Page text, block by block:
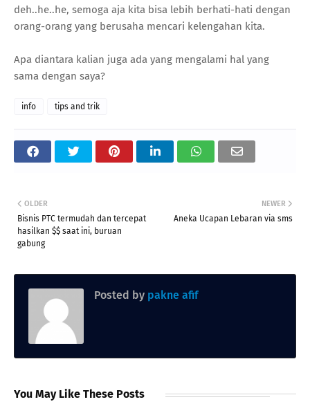
deh..he..he, semoga aja kita bisa lebih berhati-hati dengan
orang-orang yang berusaha mencari kelengahan kita.
Apa diantara kalian juga ada yang mengalami hal yang
sama dengan saya?
info tips and trik
NEWER
Aneka Ucapan Lebaran via sms
OLDER
Bisnis PTC termudah dan tercepat
hasilkan $$ saat ini, buruan
gabung
Posted by pakne afif
You May Like These Posts